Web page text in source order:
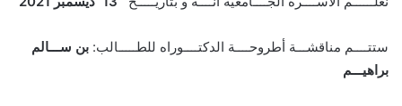
ستتــــم مناقشـــة أطروحــــة الدكتــــوراه للطـــــالب: بن ســـالم
براهيـــم